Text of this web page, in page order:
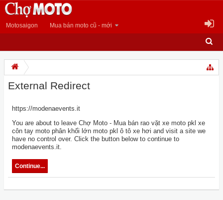
Motosaigon Mua bán moto cũ - mới
External Redirect
https://modenaevents.it
You are about to leave Chợ Moto - Mua bán rao vặt xe moto pkl xe
côn tay moto phân khối lớn moto pkl ô tô xe hơi and visit a site we
have no control over. Click the button below to continue to
modenaevents.it.
Continue...